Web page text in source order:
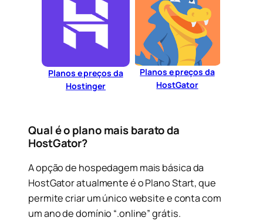
Planos e preços da
Hostinger
Planos e preços da
HostGator
Qual é o plano mais barato da
HostGator?
A opção de hospedagem mais básica da
HostGator atualmente é o Plano Start, que
permite criar um único website e conta com
um ano de domínio “.online” grátis.